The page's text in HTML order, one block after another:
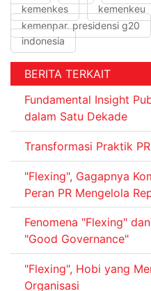
kemenkes
kemenkeu
kemenpar. presidensi g20
indonesia
BERITA TERKAIT
Fundamental Insight
dalam Satu Dekade
Transformasi Praktik
"Flexing", Gagapnya
Peran PR Mengelola
Fenomena "Flexing"
"Good Governance"
"Flexing", Hobi yang
Organisasi